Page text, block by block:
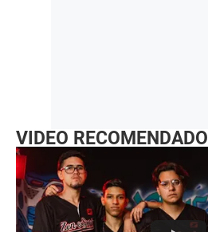
VIDEO RECOMENDADO